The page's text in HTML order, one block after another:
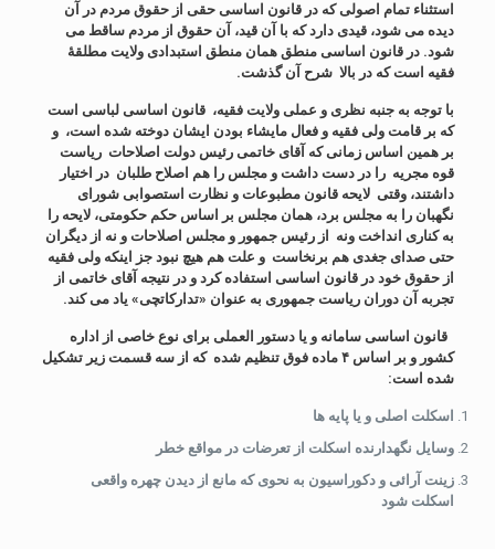
استثناء تمام اصولی که در قانون اساسی حقی از حقوق مردم در آن
دیده می شود، قیدی دارد که با آن قید، آن حقوق از مردم ساقط می
شود. در قانون اساسی منطق همان منطق استبدادی ولایت مطلقۀ
فقیه است که در بالا شرح آن گذشت.
با توجه به جنبه نظری و عملی ولایت فقیه، قانون اساسی لباسی است
که بر قامت ولی فقیه و فعال مایشاء بودن ایشان دوخته شده است، و
بر همین اساس زمانی که آقای خاتمی رئیس دولت اصلاحات ریاست
قوه مجریه را در دست داشت و مجلس را هم اصلاح طلبان در اختیار
داشتند، وقتی لایحه قانون مطبوعات و نظارت استصوابی شورای
نگهبان را به مجلس برد، همان مجلس بر اساس حکم حکومتی، لایحه را
به کناری انداخت ونه از رئیس جمهور و مجلس اصلاحات و نه از دیگران
حتی صدای جغدی هم برنخاست و علت هم هیچ نبود جز اینکه ولی فقیه
از حقوق خود در قانون اساسی استفاده کرد و در نتیجه آقای خاتمی از
تجربه آن دوران ریاست جمهوری به عنوان «تدارکاتچی» یاد می کند.
قانون اساسی سامانه و یا دستور العملی برای نوع خاصی از اداره
کشور و بر اساس ۴ ماده فوق تنظیم شده که از سه قسمت زیر تشکیل
شده است:
اسکلت اصلی و یا پایه ها
وسایل نگهدارنده اسکلت از تعرضات در مواقع خطر
زینت آرائی و دکوراسیون به نحوی که مانع از دیدن چهره واقعی
اسکلت شود